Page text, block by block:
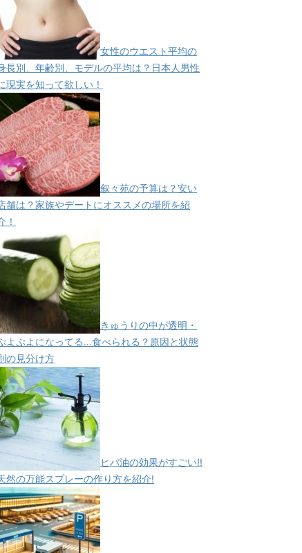
女性のウエスト平均の
長別、年齢別、モデルの平均は？日本人男性
現実を知って欲しい！
叙々苑の予算は？安い
舗は？家族やデートにオススメの場所を紹
！
きゅうりの中が透明・
よぷよになってる…食べられる？原因と状態
の見分け方
ヒバ油の効果がすごい!!
然の万能スプレーの作り方を紹介!